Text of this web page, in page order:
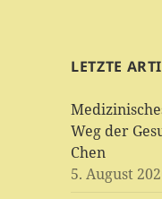
LETZTE
Weg der
Chen
5. August